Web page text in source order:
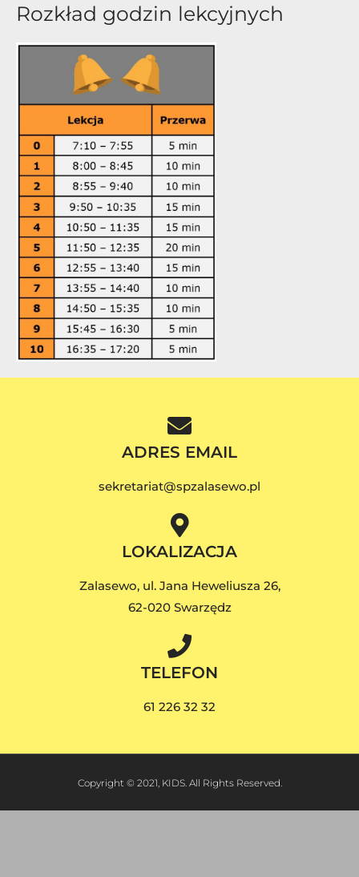
Rozkład godzin lekcyjnych
ADRES EMAIL
sekretariat@spzalasewo.pl
LOKALIZACJA
Zalasewo, ul. Jana Heweliusza 26,
62-020 Swarzędz
TELEFON
61 226 32 32
Copyright © 2021, KIDS. All Rights Reserved.